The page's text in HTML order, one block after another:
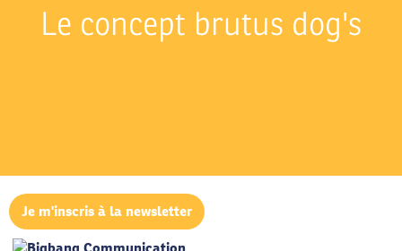
Le concept brutus dog's
Je m'inscris à la newsletter